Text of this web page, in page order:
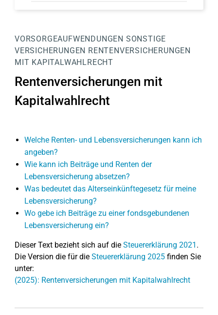
VORSORGEAUFWENDUNGEN SONSTIGE
VERSICHERUNGEN RENTENVERSICHERUNGEN
MIT KAPITALWAHLRECHT
Rentenversicherungen mit
Kapitalwahlrecht
Welche Renten- und Lebensversicherungen kann ich
angeben?
Wie kann ich Beiträge und Renten der
Lebensversicherung absetzen?
Was bedeutet das Alterseinkünftegesetz für meine
Lebensversicherung?
Wo gebe ich Beiträge zu einer fondsgebundenen
Lebensversicherung ein?
Dieser Text bezieht sich auf die Steuererklärung 2021 .
Die Version die für die Steuererklärung 2025 finden Sie
unter:
(2025): Rentenversicherungen mit Kapitalwahlrecht